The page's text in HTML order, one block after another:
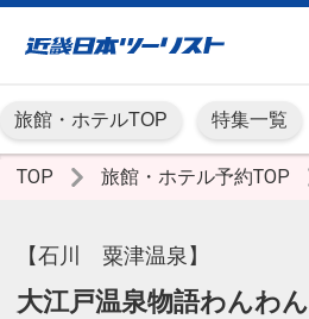
旅館・ホテルTOP 特集一覧
TOP 旅館・ホテル予約TOP
【石川 粟津温泉】
大江戸温泉物語わんわ